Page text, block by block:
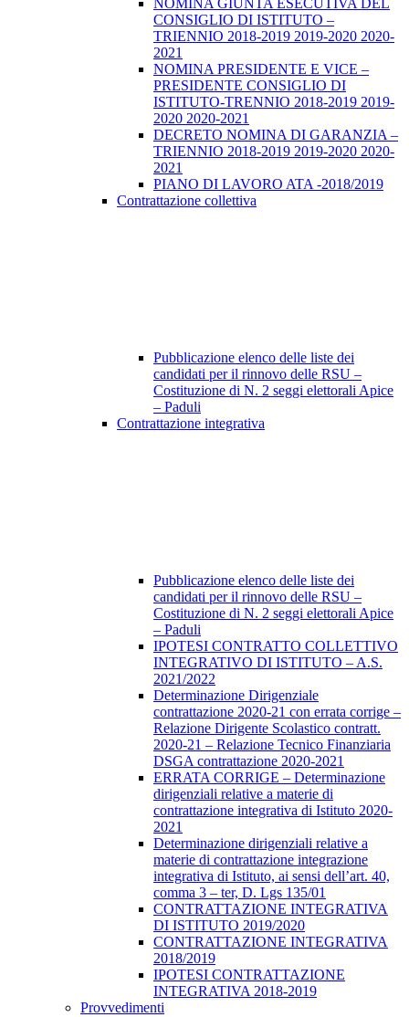
NOMINA GIUNTA ESECUTIVA DEL
CONSIGLIO DI ISTITUTO –
TRIENNIO 2018-2019 2019-2020 2020-
2021
NOMINA PRESIDENTE E VICE –
PRESIDENTE CONSIGLIO DI
ISTITUTO-TRENNIO 2018-2019 2019-
2020 2020-2021
DECRETO NOMINA DI GARANZIA –
TRIENNIO 2018-2019 2019-2020 2020-
2021
PIANO DI LAVORO ATA -2018/2019
Contrattazione collettiva
Pubblicazione elenco delle liste dei
candidati per il rinnovo delle RSU –
Costituzione di N. 2 seggi elettorali Apice
– Paduli
Contrattazione integrativa
Pubblicazione elenco delle liste dei
candidati per il rinnovo delle RSU –
Costituzione di N. 2 seggi elettorali Apice
– Paduli
IPOTESI CONTRATTO COLLETTIVO
INTEGRATIVO DI ISTITUTO – A.S.
2021/2022
Determinazione Dirigenziale
contrattazione 2020-21 con errata corrige –
Relazione Dirigente Scolastico contratt.
2020-21 – Relazione Tecnico Finanziaria
DSGA contrattazione 2020-2021
ERRATA CORRIGE – Determinazione
dirigenziali relative a materie di
contrattazione integrativa di Istituto 2020-
2021
Determinazione dirigenziali relative a
materie di contrattazione integrazione
integrativa di Istituto, ai sensi dell’art. 40,
comma 3 – ter, D. Lgs 135/01
CONTRATTAZIONE INTEGRATIVA
DI ISTITUTO 2019/2020
CONTRATTAZIONE INTEGRATIVA
2018/2019
IPOTESI CONTRATTAZIONE
INTEGRATIVA 2018-2019
Provvedimenti